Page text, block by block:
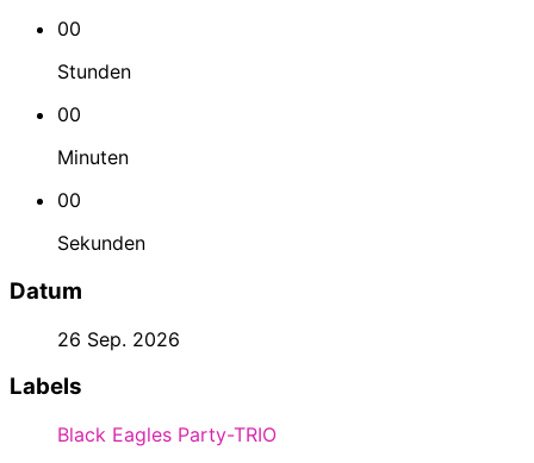
00
Stunden
00
Minuten
00
Sekunden
Datum
26 Sep. 2026
Labels
Black Eagles Party-TRIO